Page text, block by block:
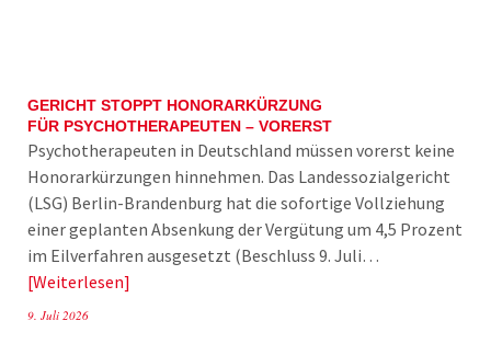
GERICHT STOPPT HONORARKÜRZUNG
FÜR PSYCHOTHERAPEUTEN – VORERST
Psychotherapeuten in Deutschland müssen vorerst keine
Honorarkürzungen hinnehmen. Das Landessozialgericht
(LSG) Berlin-Brandenburg hat die sofortige Vollziehung
einer geplanten Absenkung der Vergütung um 4,5 Prozent
im Eilverfahren ausgesetzt (Beschluss 9. Juli…
Weiterlesen
9. Juli 2026